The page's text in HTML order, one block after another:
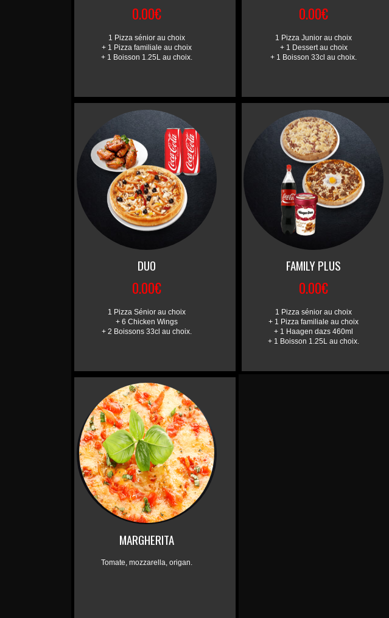
0.00€
1 Pizza sénior au choix
+ 1 Pizza familiale au choix
+ 1 Boisson 1.25L au choix.
0.00€
1 Pizza Junior au choix
+ 1 Dessert au choix
+ 1 Boisson 33cl au choix.
DUO
0.00€
1 Pizza Sénior au choix
+ 6 Chicken Wings
+ 2 Boissons 33cl au choix.
FAMILY PLUS
0.00€
1 Pizza sénior au choix
+ 1 Pizza familiale au choix
+ 1 Haagen dazs 460ml
+ 1 Boisson 1.25L au choix.
MARGHERITA
Tomate, mozzarella, origan.